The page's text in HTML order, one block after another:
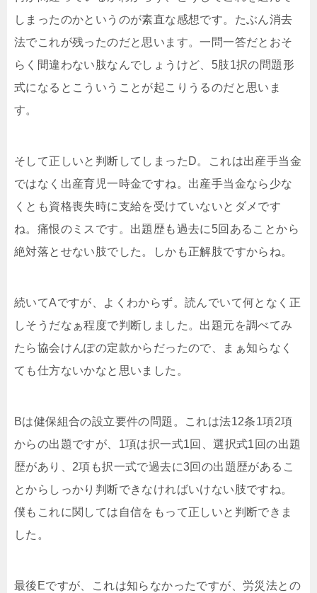
しまったのかというのが素直な感想です。たぶん消去
法でこれが残ったのだと思います。一問一答だとおそ
らく間違わない肢なんでしょうけど、5肢1択の問題形
式になるとこういうことが起こりうるのだと思いま
す。
そして正しいと判断してしまったD。これは出産手当金
ではなく出産育児一時金ですね。出産手当金なら少な
くとも資格喪失時に支給を受けていないとダメです
ね。痛恨のミスです。出題歴も過去に5回あることから
絶対落とせない肢でした。しかも正解肢ですからね。
続いてAですが、よくわからず。読んでいて何となく正
しそうだなぁ程度で判断しました。出題元を調べてみ
たら協会けんぽの定款からだったので、まぁ知らなく
ても仕方ないかなと思いました。
Bは健保組合の設立要件の問題。これは法12条1項2項
からの出題ですが、1項は択一式1回、選択式1回の出題
歴があり、2項も択一式で過去に3回の出題歴があるこ
とからしっかり判断できなければいけない肢ですね。
僕もこれに関しては自信をもって正しいと判断できま
した。
最後Eですが、これは知らなかったですが、労災法との